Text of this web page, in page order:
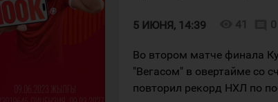
5 ИЮНЯ, 14:39 41 0
Во втором матче финала
"Вегасом" в овертайме со
повторил рекорд НХЛ по